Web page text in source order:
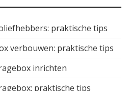
praktische tips
verbouwen: praktische tips
inrichten
praktische tips